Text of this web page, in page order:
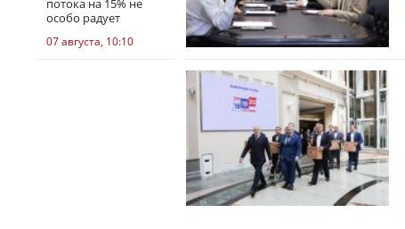
потока на 15% не
особо радует
07 августа, 10:10